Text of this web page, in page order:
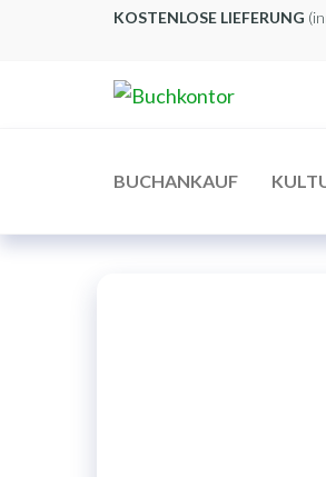
KOSTENLOSE LIEFERUNG
BUCHANKAUF